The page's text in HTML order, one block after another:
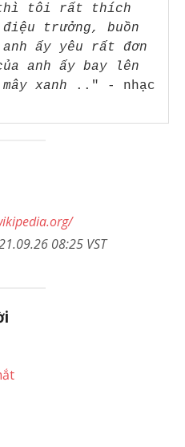
thì tôi rất thích
trưởng, buồn
ấy yêu rất đơn
anh ấy bay lên
xanh .." - nhạc
08:25 VST